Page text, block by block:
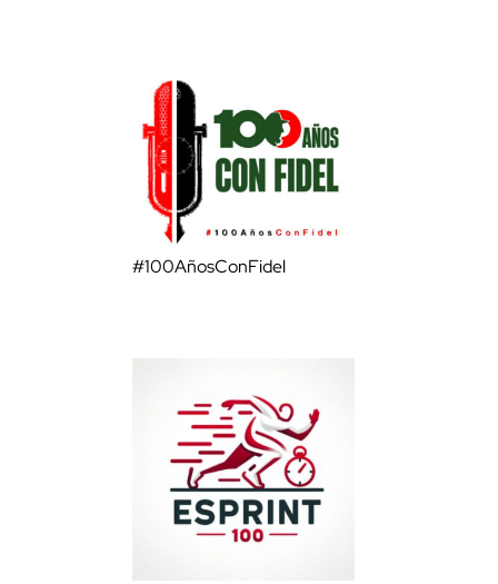
#100AñosConFidel